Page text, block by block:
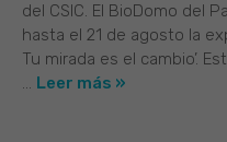
del CSIC. El BioDomo del
hasta el 21 de agosto la
Tu mirada es el cambio’.
... Leer más »